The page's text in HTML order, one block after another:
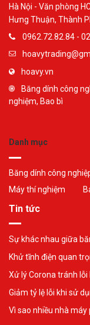
Hà Nội - Văn phòng
Hưng Thuận, Thành
0962.72.82.84 -
hoavy.vn
Băng dính công
nghiệm, Bao bì
Danh mục
Băng dính công
Máy thí nghiệm
Tin tức
Sự khác nhau giữa
Khử tĩnh điện quan
Xử lý Corona tránh
Giảm tỷ lệ lỗi khi sử
Vì sao nhiều nhà